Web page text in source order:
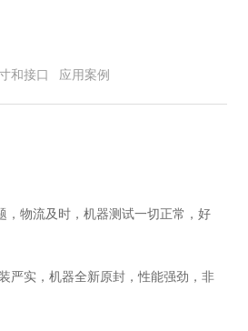
和接口 应用案例
物流及时，机器测试一切正常，好
实，机器全新原封，性能强劲，非